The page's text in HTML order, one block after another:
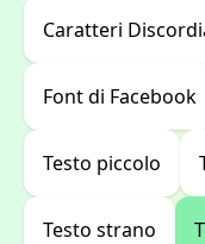
Caratteri
Font di Facebook
Testo piccolo
Testo strano